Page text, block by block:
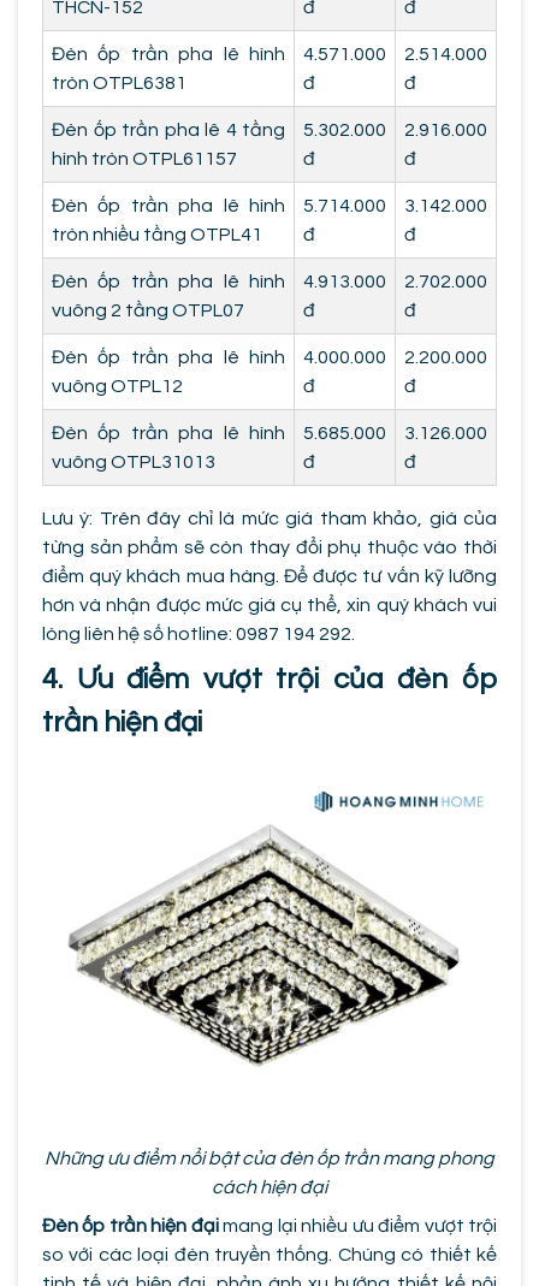
THCN-152
đ
đ
Đèn ốp trần pha lê hình
tròn OTPL6381
4.571.000
đ
2.514.000
đ
Đèn ốp trần pha lê 4 tầng
hình tròn OTPL61157
5.302.000
đ
2.916.000
đ
Đèn ốp trần pha lê hình
tròn nhiều tầng OTPL41
5.714.000
đ
3.142.000
đ
Đèn ốp trần pha lê hình
vuông 2 tầng OTPL07
4.913.000
đ
2.702.000
đ
Đèn ốp trần pha lê hình
vuông OTPL12
4.000.000
đ
2.200.000
đ
Đèn ốp trần pha lê hình
vuông OTPL31013
5.685.000
đ
3.126.000
đ
Lưu ý: Trên đây chỉ là mức giá tham khảo, giá của
từng sản phẩm sẽ còn thay đổi phụ thuộc vào thời
điểm quý khách mua hàng. Để được tư vấn kỹ lưỡng
hơn và nhận được mức giá cụ thể, xin quý khách vui
lòng liên hệ số hotline: 0987 194 292.
4. Ưu điểm vượt trội của đèn ốp
trần hiện đại
Những ưu điểm nổi bật của đèn ốp trần mang phong
cách hiện đại
Đèn ốp trần hiện đạimang lại nhiều ưu điểm vượt trội
so với các loại đèn truyền thống. Chúng có thiết kế